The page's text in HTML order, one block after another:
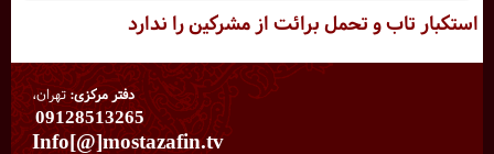
استکبار تاب و تحمل برائت از مشرکین را ندارد
دفتر مرکزی:تهران،
09128513265
Info[@]mostazafin.tv